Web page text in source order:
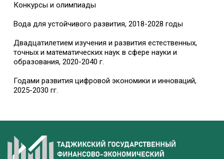
Конкурсы и олимпиады
Вода для устойчивого развития, 2018-2028 годы
Двадцатилетием изучения и развития естественных,
точных и математических наук в сфере науки и
образования, 2020-2040 г.
Годами развития цифровой экономики и инноваций,
2025-2030 гг.